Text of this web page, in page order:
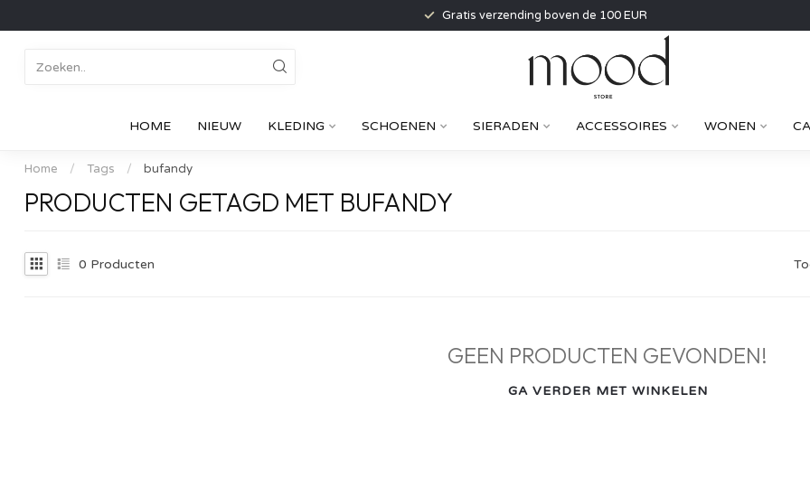
Gratis verzending boven de 100 EUR
HOME NIEUW KLEDING SCHOENEN SIERADEN ACCESSOIRES WONEN
Home / Tags / bufandy
PRODUCTEN GETAGD MET BUFANDY
0 Producten
GEEN PRODUCTEN GEVONDEN!
GA VERDER MET WINKELEN